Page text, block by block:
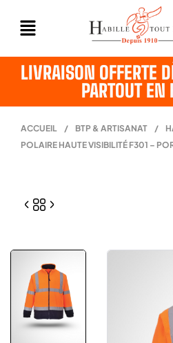
LIVRAISON OFFERTE
PARTOUT EN
ACCUEIL / BTP & ARTISANAT /
POLAIRE HAUTE VISIBILITÉ F301 –